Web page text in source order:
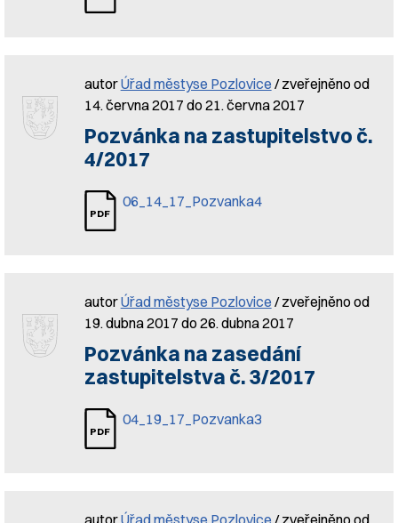
autorÚřad městyse Pozlovice / zveřejněno od
14. června 2017 do 21. června 2017
Pozvánka na zastupitelstvo č.
4/2017
06_14_17_Pozvanka4
autorÚřad městyse Pozlovice / zveřejněno od
19. dubna 2017 do 26. dubna 2017
Pozvánka na zasedání
zastupitelstva č. 3/2017
04_19_17_Pozvanka3